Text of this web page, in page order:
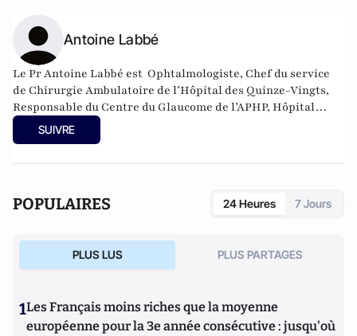
Antoine Labbé
Le Pr Antoine Labbé est Ophtalmologiste, Chef du service
de Chirurgie Ambulatoire de l’Hôpital des Quinze-Vingts,
Responsable du Centre du Glaucome de l’APHP, Hôpital
Ambroise-Paré et membre du Conseil d’Administration
d’Helen Keller Europe
SUIVRE
POPULAIRES 24 Heures 7 Jours
PLUS LUS PLUS PARTAGES
1Les Français moins riches que la moyenne
européenne pour la 3e année consécutive : jusqu'où